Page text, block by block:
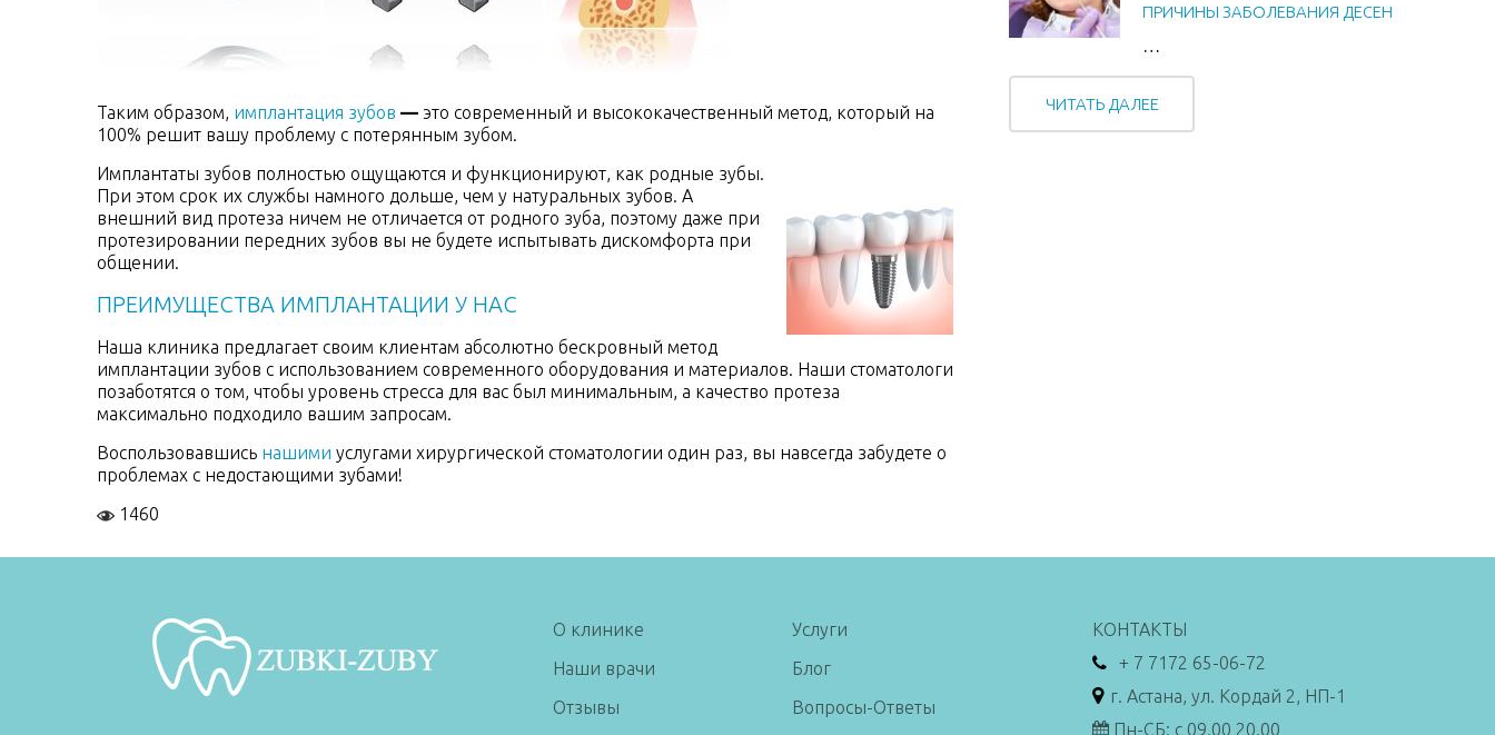
Таким образом, имплантация зубов — это современный и высококачественный метод, который на
100% решит вашу проблему с потерянным зубом.
Имплантаты зубов полностью ощущаются и функционируют, как родные зубы.
При этом срок их службы намного дольше, чем у натуральных зубов. А
внешний вид протеза ничем не отличается от родного зуба, поэтому даже при
протезировании передних зубов вы не будете испытывать дискомфорта при
общении.
ПРЕИМУЩЕСТВА ИМПЛАНТАЦИИ У НАС
Наша клиника предлагает своим клиентам абсолютно бескровный метод
имплантации зубов с использованием современного оборудования и материалов. Наши стоматологи
позаботятся о том, чтобы уровень стресса для вас был минимальным, а качество протеза
максимально подходило вашим запросам.
Воспользовавшись нашими услугами хирургической стоматологии один раз, вы навсегда забудете о
проблемах с недостающими зубами!
1460
ПРИЧИНЫ ЗАБОЛЕВАНИЯ ДЕСЕН
…
ЧИТАТЬ ДАЛЕЕ
О клинике
Наши врачи
Отзывы
Услуги
Блог
Вопросы-Ответы
КОНТАКТЫ
+ 7 7172 65-06-72
г. Астана, ул. Кордай 2, НП-1
Пн-СБ: с 09.00 20.00